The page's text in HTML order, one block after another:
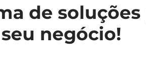
de soluções
negócio!